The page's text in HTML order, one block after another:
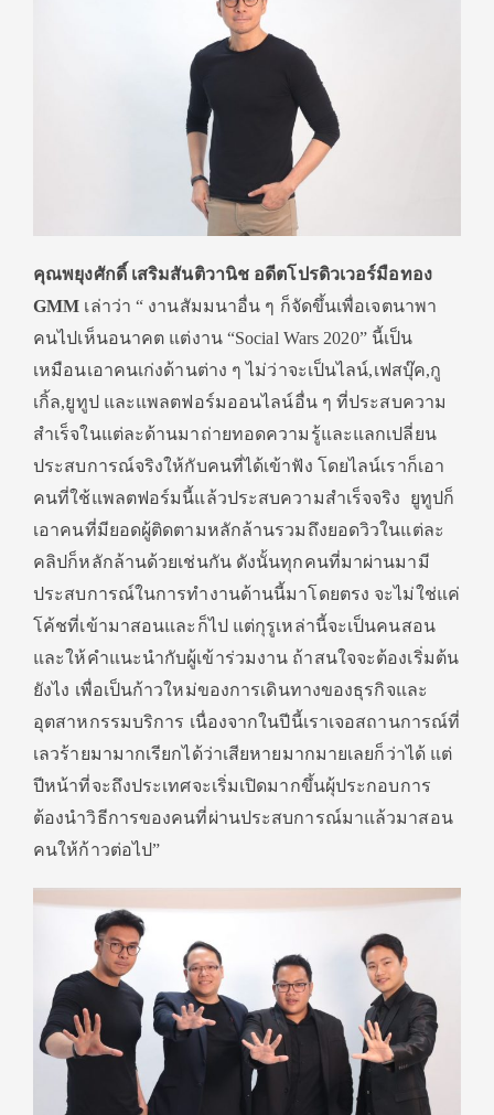
คุณพยุงศักดิ์ เสริมสันติวานิช อดีตโปรดิวเวอร์มือทอง
GMM เล่าว่า “ งานสัมมนาอื่น ๆ ก็จัดขึ้นเพื่อเจตนาพา
คนไปเห็นอนาคต แต่งาน “Social Wars 2020” นี้เป็น
เหมือนเอาคนเก่งด้านต่าง ๆ ไม่ว่าจะเป็นไลน์,เฟสบุ๊ค,กู
เกิ้ล,ยูทูป และแพลตฟอร์มออนไลน์อื่น ๆ ที่ประสบความ
สำเร็จในแต่ละด้านมาถ่ายทอดความรู้และแลกเปลี่ยน
ประสบการณ์จริงให้กับคนที่ได้เข้าฟัง โดยไลน์เราก็เอา
คนที่ใช้แพลตฟอร์มนี้แล้วประสบความสำเร็จจริง ยูทูปก็
เอาคนที่มียอดผู้ติดตามหลักล้านรวมถึงยอดวิวในแต่ละ
คลิปก็หลักล้านด้วยเช่นกัน ดังนั้นทุกคนที่มาผ่านมามี
ประสบการณ์ในการทำงานด้านนี้มาโดยตรง จะไม่ใช่แค่
โค้ชที่เข้ามาสอนและก็ไป แต่กุรูเหล่านี้จะเป็นคนสอน
และให้คำแนะนำกับผู้เข้าร่วมงาน ถ้าสนใจจะต้องเริ่มต้น
ยังไง เพื่อเป็นก้าวใหม่ของการเดินทางของธุรกิจและ
อุตสาหกรรมบริการ เนื่องจากในปีนี้เราเจอสถานการณ์ที่
เลวร้ายมามากเรียกได้ว่าเสียหายมากมายเลยก็ว่าได้ แต่
ปีหน้าที่จะถึงประเทศจะเริ่มเปิดมากขึ้นผุ้ประกอบการ
ต้องนำวิธีการของคนที่ผ่านประสบการณ์มาแล้วมาสอน
คนให้ก้าวต่อไป”